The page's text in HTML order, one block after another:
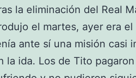
la eliminación del Real
el martes, ayer era
ante sí una misión casi
la ida. Los de Tito